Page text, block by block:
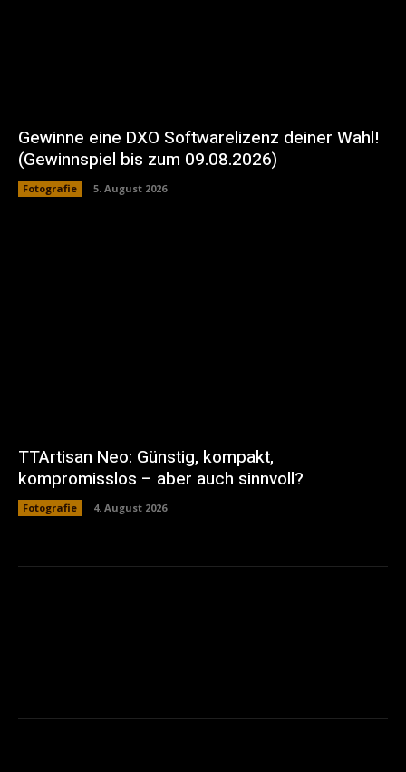
Gewinne eine DXO Softwarelizenz deiner Wahl!
(Gewinnspiel bis zum 09.08.2026)
Fotografie 5. August 2026
TTArtisan Neo: Günstig, kompakt,
kompromisslos – aber auch sinnvoll?
Fotografie 4. August 2026